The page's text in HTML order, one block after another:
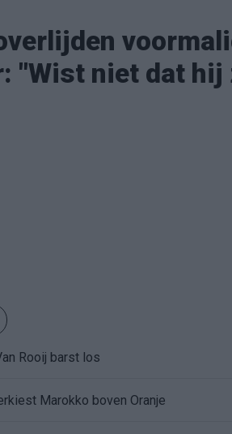
"Wist niet dat hij
Rooij barst los
Marokko boven Oranje